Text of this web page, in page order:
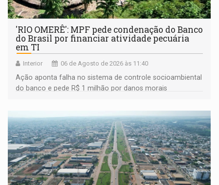
'RIO OMERÊ': MPF pede condenação do Banco
do Brasil por financiar atividade pecuária
em TI
Interior 06 de Agosto de 2026 às 11:40
Ação aponta falha no sistema de controle socioambiental
do banco e pede R$ 1 milhão por danos morais